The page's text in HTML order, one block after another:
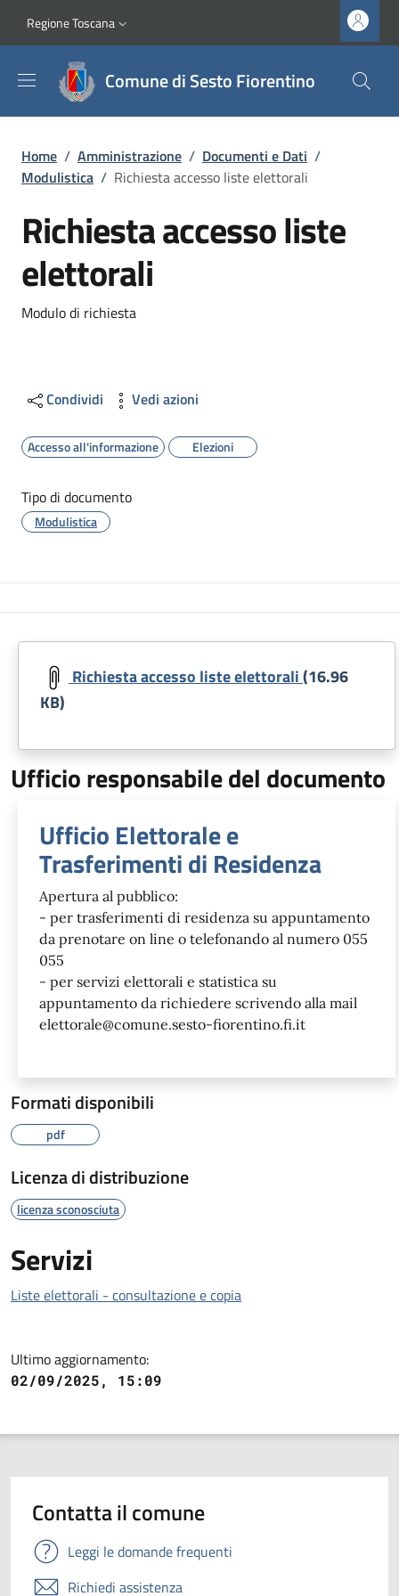
Slim top
Regione Toscana
Comune di Sesto Fiorentino
Briciole di pane
Home / Amministrazione / Documenti e Dati /
Modulistica / Richiesta accesso liste elettorali
Richiesta accesso liste
elettorali
Dettagli
Modulo di richiesta
Condividi Vedi azioni
Accesso all'informazione Elezioni
Tipo di documento
Modulistica
Richiesta accesso liste elettorali(16.96
KB)
Ufficio responsabile del documento
Ufficio Elettorale e
Trasferimenti di Residenza
Apertura al pubblico:
- per trasferimenti di residenza su appuntamento
da prenotare on line o telefonando al numero 055
055
- per servizi elettorali e statistica su
appuntamento da richiedere scrivendo alla mail
elettorale@comune.sesto-fiorentino.fi.it
Formati disponibili
pdf
Licenza di distribuzione
licenza sconosciuta
Servizi
Liste elettorali - consultazione e copia
Ultimo aggiornamento:
02/09/2025, 15:09
Contatta il comune
Leggi le domande frequenti
Richiedi assistenza